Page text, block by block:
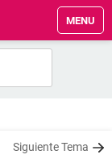
MENU
Siguiente Tema